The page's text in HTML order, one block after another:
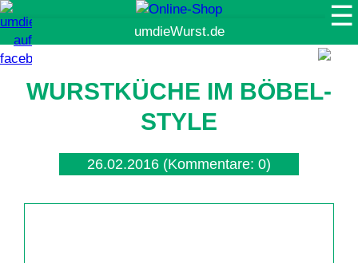
WURSTKÜCHE IM BÖBEL-
STYLE
26.02.2016 (Kommentare: 0)
☰